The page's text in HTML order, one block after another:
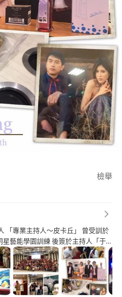
檢舉
主持人～皮卡丘」 曾受訓於
星藝能學園訓練 後簽於主持人「于
童軍團康活動經歷30年 主持場次超